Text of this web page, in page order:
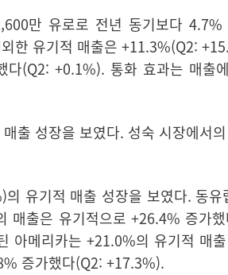
만 유로로 전년 동기보다
한 유기적 매출은 +11.3%(Q2:
(Q2: +0.1%). 통화 효과는 매출
출 성장을 보였다. 성숙 시장에서
유기적 매출 성장을 보였다. 동유
매출은 유기적으로 +26.4% 증가
아메리카는 +21.0%의 유기적 매
증가했다(Q2: +17.3%).